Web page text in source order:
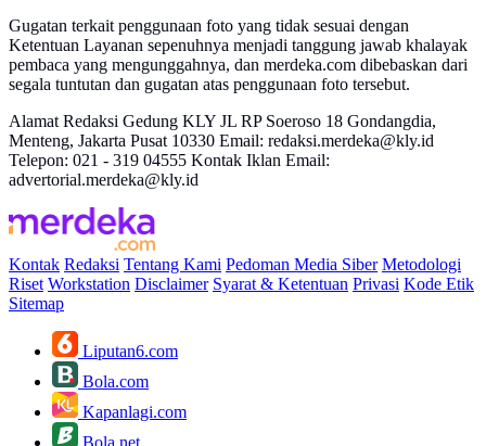
Gugatan terkait penggunaan foto yang tidak sesuai dengan
Ketentuan Layanan sepenuhnya menjadi tanggung jawab khalayak
pembaca yang mengunggahnya, dan merdeka.com dibebaskan dari
segala tuntutan dan gugatan atas penggunaan foto tersebut.
Alamat Redaksi Gedung KLY JL RP Soeroso 18 Gondangdia,
Menteng, Jakarta Pusat 10330 Email: redaksi.merdeka@kly.id
Telepon: 021 - 319 04555 Kontak Iklan Email:
advertorial.merdeka@kly.id
Kontak Redaksi Tentang Kami Pedoman Media Siber Metodologi
Riset Workstation Disclaimer Syarat & Ketentuan Privasi Kode Etik
Sitemap
Liputan6.com
Bola.com
Kapanlagi.com